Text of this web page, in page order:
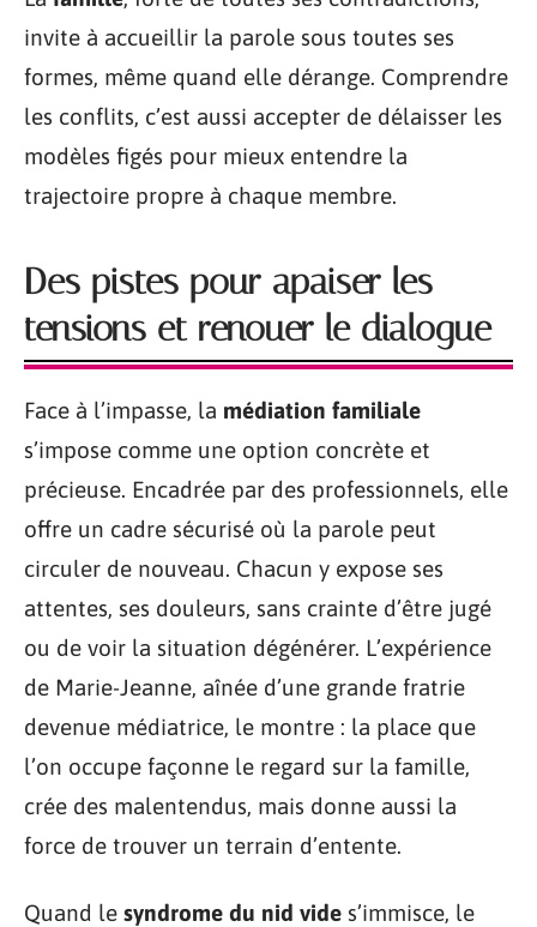
invite à accueillir la parole sous toutes ses
formes, même quand elle dérange. Comprendre
les conflits, c’est aussi accepter de délaisser les
modèles figés pour mieux entendre la
trajectoire propre à chaque membre.
Des pistes pour apaiser les
tensions et renouer le dialogue
Face à l’impasse, la médiation familiale
s’impose comme une option concrète et
précieuse. Encadrée par des professionnels, elle
offre un cadre sécurisé où la parole peut
circuler de nouveau. Chacun y expose ses
attentes, ses douleurs, sans crainte d’être jugé
ou de voir la situation dégénérer. L’expérience
de Marie-Jeanne, aînée d’une grande fratrie
devenue médiatrice, le montre : la place que
l’on occupe façonne le regard sur la famille,
crée des malentendus, mais donne aussi la
force de trouver un terrain d’entente.
Quand le syndrome du nid vide s’immisce, le